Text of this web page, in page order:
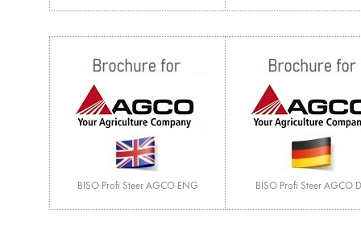
BISO Profi Steer AGCO ENG BISO Profi Steer AGCO